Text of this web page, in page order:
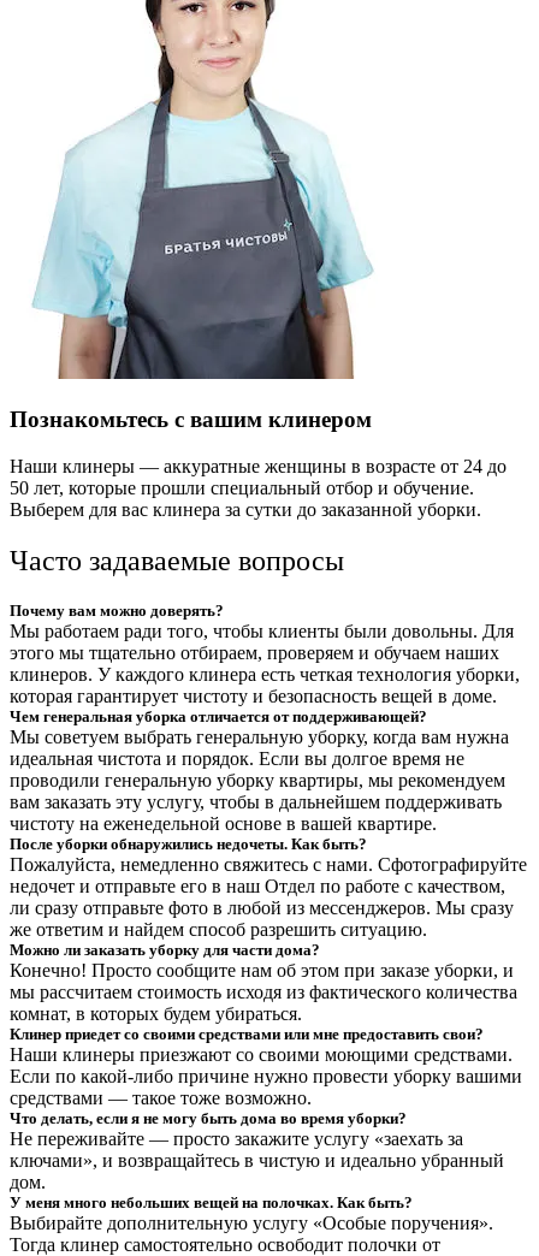
Познакомьтесь с вашим клинером
Наши клинеры — аккуратные женщины в возрасте от 24 до
50 лет, которые прошли специальный отбор и обучение.
Выберем для вас клинера за сутки до заказанной уборки.
Часто задаваемые вопросы
Почему вам можно доверять?
Мы работаем ради того, чтобы клиенты были довольны. Для
этого мы тщательно отбираем, проверяем и обучаем наших
клинеров. У каждого клинера есть четкая технология уборки,
которая гарантирует чистоту и безопасность вещей в доме.
Чем генеральная уборка отличается от поддерживающей?
Мы советуем выбрать генеральную уборку, когда вам нужна
идеальная чистота и порядок. Если вы долгое время не
проводили генеральную уборку квартиры, мы рекомендуем
вам заказать эту услугу, чтобы в дальнейшем поддерживать
чистоту на еженедельной основе в вашей квартире.
После уборки обнаружились недочеты. Как быть?
Пожалуйста, немедленно свяжитесь с нами. Сфотографируйте
недочет и отправьте его в наш Отдел по работе с качеством,
ли сразу отправьте фото в любой из мессенджеров. Мы сразу
же ответим и найдем способ разрешить ситуацию.
Можно ли заказать уборку для части дома?
Конечно! Просто сообщите нам об этом при заказе уборки, и
мы рассчитаем стоимость исходя из фактического количества
комнат, в которых будем убираться.
Клинер приедет со своими средствами или мне предоставить свои?
Наши клинеры приезжают со своими моющими средствами.
Если по какой-либо причине нужно провести уборку вашими
средствами — такое тоже возможно.
Что делать, если я не могу быть дома во время уборки?
Не переживайте — просто закажите услугу «заехать за
ключами», и возвращайтесь в чистую и идеально убранный
дом.
У меня много небольших вещей на полочках. Как быть?
Выбирайте дополнительную услугу «Особые поручения».
Тогда клинер самостоятельно освободит полочки от